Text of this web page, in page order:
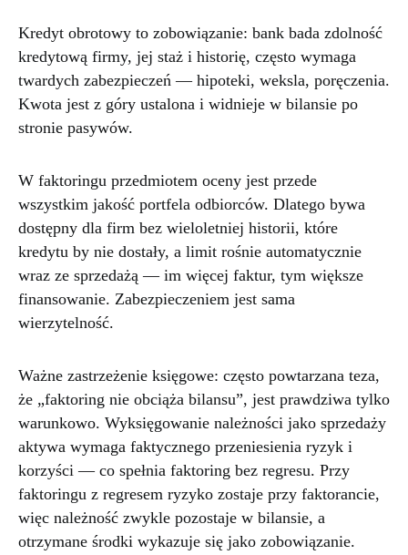
Kredyt obrotowy to zobowiązanie: bank bada zdolność
kredytową firmy, jej staż i historię, często wymaga
twardych zabezpieczeń — hipoteki, weksla, poręczenia.
Kwota jest z góry ustalona i widnieje w bilansie po
stronie pasywów.
W faktoringu przedmiotem oceny jest przede
wszystkim jakość portfela odbiorców. Dlatego bywa
dostępny dla firm bez wieloletniej historii, które
kredytu by nie dostały, a limit rośnie automatycznie
wraz ze sprzedażą — im więcej faktur, tym większe
finansowanie. Zabezpieczeniem jest sama
wierzytelność.
Ważne zastrzeżenie księgowe: często powtarzana teza,
że „faktoring nie obciąża bilansu”, jest prawdziwa tylko
warunkowo. Wyksięgowanie należności jako sprzedaży
aktywa wymaga faktycznego przeniesienia ryzyk i
korzyści — co spełnia faktoring bez regresu. Przy
faktoringu z regresem ryzyko zostaje przy faktorancie,
więc należność zwykle pozostaje w bilansie, a
otrzymane środki wykazuje się jako zobowiązanie.